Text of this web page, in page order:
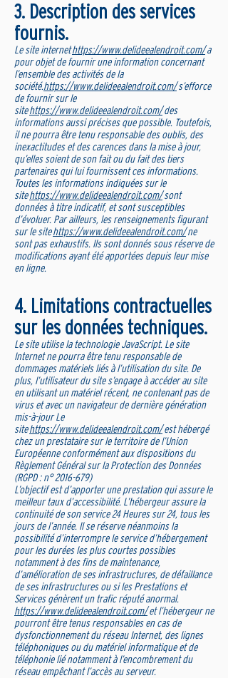
3. Description des services
fournis.
Le site internethttps://www.delideealendroit.com/a
pour objet de fournir une information concernant
l’ensemble des activités de la
société.https://www.delideealendroit.com/s’efforce
de fournir sur le
sitehttps://www.delideealendroit.com/des
informations aussi précises que possible. Toutefois,
il ne pourra être tenu responsable des oublis, des
inexactitudes et des carences dans la mise à jour,
qu’elles soient de son fait ou du fait des tiers
partenaires qui lui fournissent ces informations.
Toutes les informations indiquées sur le
sitehttps://www.delideealendroit.com/sont
données à titre indicatif, et sont susceptibles
d’évoluer. Par ailleurs, les renseignements figurant
sur le sitehttps://www.delideealendroit.com/ne
sont pas exhaustifs. Ils sont donnés sous réserve de
modifications ayant été apportées depuis leur mise
en ligne.
4. Limitations contractuelles
sur les données techniques.
Le site utilise la technologie JavaScript. Le site
Internet ne pourra être tenu responsable de
dommages matériels liés à l’utilisation du site. De
plus, l’utilisateur du site s’engage à accéder au site
en utilisant un matériel récent, ne contenant pas de
virus et avec un navigateur de dernière génération
mis-à-jour Le
sitehttps://www.delideealendroit.com/est hébergé
chez un prestataire sur le territoire de l’Union
Européenne conformément aux dispositions du
Règlement Général sur la Protection des Données
(RGPD : n°2016-679)
L’objectif est d’apporter une prestation qui assure le
meilleur taux d’accessibilité. L’hébergeur assure la
continuité de son service 24 Heures sur 24, tous les
jours de l’année. Il se réserve néanmoins la
possibilité d’interrompre le service d’hébergement
pour les durées les plus courtes possibles
notamment à des fins de maintenance,
d’amélioration de ses infrastructures, de défaillance
de ses infrastructures ou si les Prestations et
Services génèrent un trafic réputé anormal.
https://www.delideealendroit.com/et l’hébergeur ne
pourront être tenus responsables en cas de
dysfonctionnement du réseau Internet, des lignes
téléphoniques ou du matériel informatique et de
téléphonie lié notamment à l’encombrement du
réseau empêchant l’accès au serveur.